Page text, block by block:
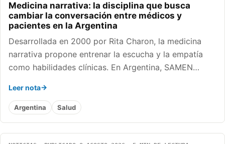
Medicina narrativa: la disciplina que busca
cambiar la conversación entre médicos y
pacientes en la Argentina
Desarrollada en 2000 por Rita Charon, la medicina
narrativa propone entrenar la escucha y la empatía
como habilidades clínicas. En Argentina, SAMEN…
Leer nota
Argentina Salud